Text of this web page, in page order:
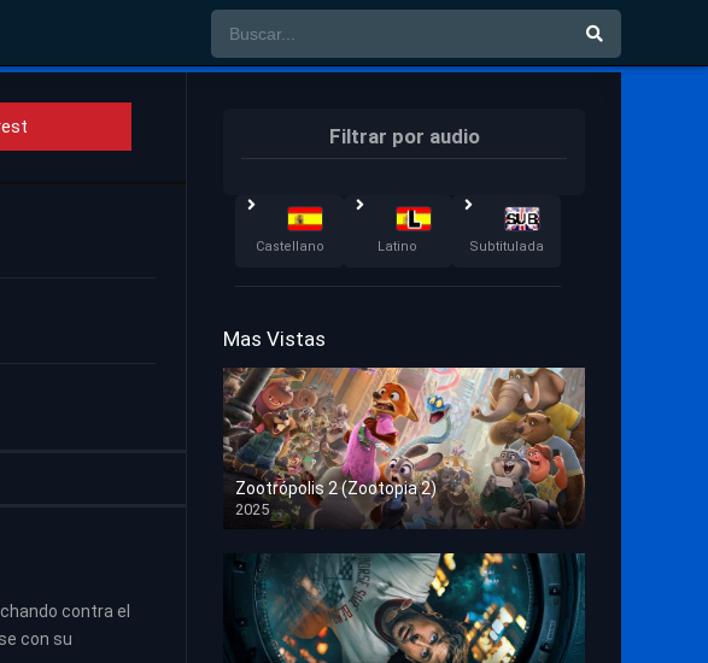
contra el
con su
Filtrar por audio
Castellano Latino Subtitulada
Mas Vistas
Zootrópolis 2 (Zootopia 2)
2025
HD 1080p